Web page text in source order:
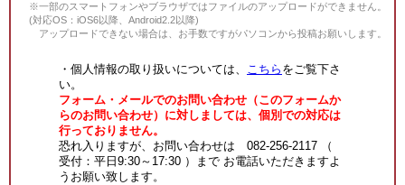
※一部のスマートフォンやブラウザではファイルのアップロードができません。
(対応OS：iOS6以降、Android2.2以降)
アップロードできない場合は、お手数ですがパソコンから投稿お願いします。
・個人情報の取り扱いについては、 こちら をご覧下さ
い。
フォーム・メールでのお問い合わせ（このフォームか
らのお問い合わせ）に対しましては、個別での対応は
行っておりません。
恐れ入りますが、お問い合わせは 082-256-2117 （
受付：平日9:30～17:30 ）まで お電話いただきますよ
うお願い致します。